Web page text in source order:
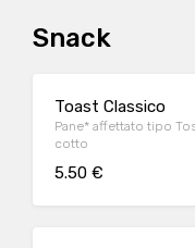
Snack
Toast Classico
Pane* affettato tipo
cotto
5.50 €